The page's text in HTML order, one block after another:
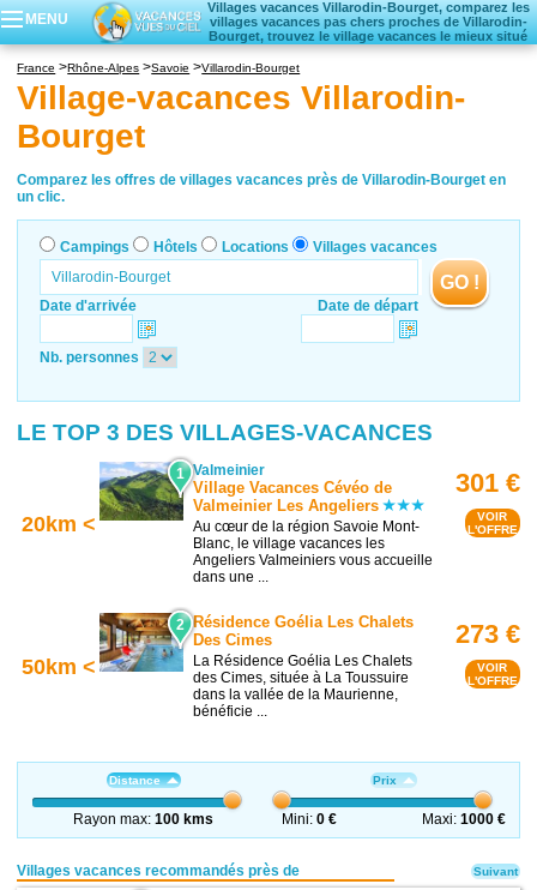
MENU
Villages vacances Villarodin-Bourget, comparez les
villages vacances pas chers proches de Villarodin-
Bourget, trouvez le village vacances le mieux situé
Locations vacances
France Rhône-Alpes Savoie Villarodin-Bourget
Village-vacances Villarodin-
Bourget
Comparez les offres de villages vacances près de Villarodin-Bourget en
un clic.
Campings Hôtels Locations Villages vacances
Date d'arrivée Date de départ
GO !
Nb. personnes
LE TOP 3 DES VILLAGES-VACANCES
20km <
1 Valmeinier
Village Vacances Cévéo de
Valmeinier Les Angeliers
Au cœur de la région Savoie Mont-
Blanc, le village vacances les
Angeliers Valmeiniers vous accueille
dans une ...
301 €
VOIR
L'OFFRE
50km <
2 Résidence Goélia Les Chalets
Des Cimes
La Résidence Goélia Les Chalets
des Cimes, située à La Toussuire
dans la vallée de la Maurienne,
bénéficie ...
273 €
VOIR
L'OFFRE
Distance
Rayon max:100 kms
Prix
Mini:0 € Maxi: 1000 €
Villages vacances recommandés près de
Suivant